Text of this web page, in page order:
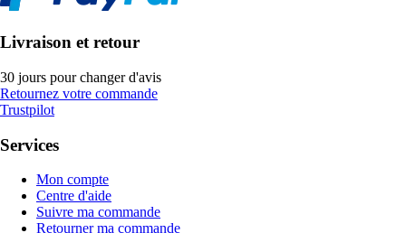
Livraison et retour
30 jours pour changer d'avis
Retournez votre commande
Trustpilot
Services
Mon compte
Centre d'aide
Suivre ma commande
Retourner ma commande